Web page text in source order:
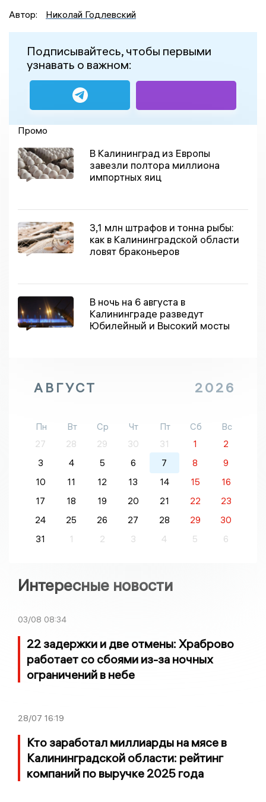
Автор:
Николай Годлевский
Подписывайтесь, чтобы первыми
узнавать о важном:
Промо
В Калининград из Европы
завезли полтора миллиона
импортных яиц
3,1 млн штрафов и тонна рыбы:
как в Калининградской области
ловят браконьеров
В ночь на 6 августа в
Калининграде разведут
Юбилейный и Высокий мосты
АВГУСТ 2026
Пн Вт Ср Чт Пт Сб
Вс
27
28 29 30 31 1
2
3
4 5 6 7 8
9
10
11 12 13 14 15
16
17
18 19 20 21 22
23
24
25 26 27 28 29
30
31
1 2 3 4 5 6
Интересные новости
03/08 08:34
22 задержки и две отмены: Храброво
работает со сбоями из-за ночных
ограничений в небе
28/07 16:19
Кто заработал миллиарды на мясе в
Калининградской области: рейтинг
компаний по выручке 2025 года